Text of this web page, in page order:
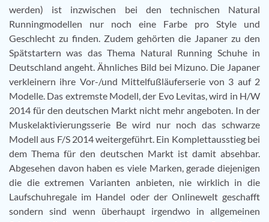
werden) ist inzwischen bei den technischen Natural
Runningmodellen nur noch eine Farbe pro Style und
Geschlecht zu finden. Zudem gehörten die Japaner zu den
Spätstartern was das Thema Natural Running Schuhe in
Deutschland angeht. Ähnliches Bild bei Mizuno. Die Japaner
verkleinern ihre Vor-/und Mittelfußläuferserie von 3 auf 2
Modelle. Das extremste Modell, der Evo Levitas, wird in H/W
2014 für den deutschen Markt nicht mehr angeboten. In der
Muskelaktivierungsserie Be wird nur noch das schwarze
Modell aus F/S 2014 weitergeführt. Ein Komplettausstieg bei
dem Thema für den deutschen Markt ist damit absehbar.
Abgesehen davon haben es viele Marken, gerade diejenigen
die die extremen Varianten anbieten, nie wirklich in die
Laufschuhregale im Handel oder der Onlinewelt geschafft
sondern sind wenn überhaupt irgendwo in allgemeinen